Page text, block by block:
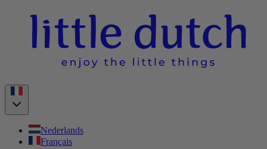
Nederlands
Français